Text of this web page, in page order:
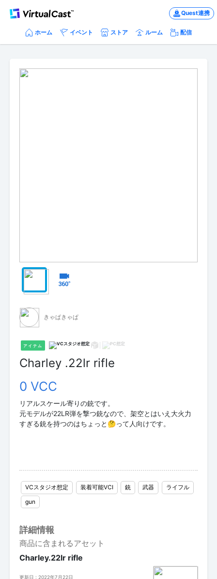
Quest連携
ホーム イベント ストア ルーム 配信
きゃぱきゃぱ
アイテム
Charley .22lr rifle
0 VCC
リアルスケール寄りの銃です。
元モデルが22LR弾を撃つ銃なので、架空とはいえ大火力
すぎる銃を持つのはちょっと🤔って人向けです。
VCスタジオ想定 装着可能VCI 銃 武器
ライフル
gun
詳細情報
商品に含まれるアセット
Charley.22lr rifle
更新日 : 2022年7月22日